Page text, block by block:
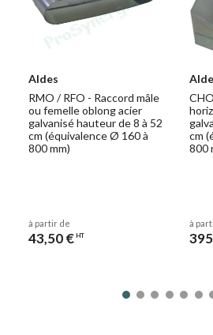
Aldes
RMO / RFO - Raccord mâle
ou femelle oblong acier
galvanisé hauteur de 8 à 52
cm (équivalence Ø 160 à
800 mm)
à partir de
43,50 € HT
cm
800
à